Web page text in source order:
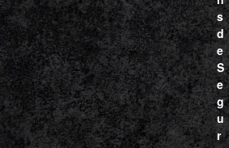
s
d
e
S
e
g
u
r